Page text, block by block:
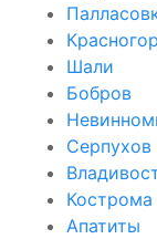
Шали
Бобров
Серпухов
Кострома
Апатиты